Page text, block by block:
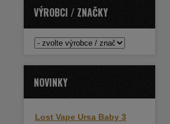
VÝROBCI / ZNAČKY
NOVINKY
Lost Vape Ursa Baby 3